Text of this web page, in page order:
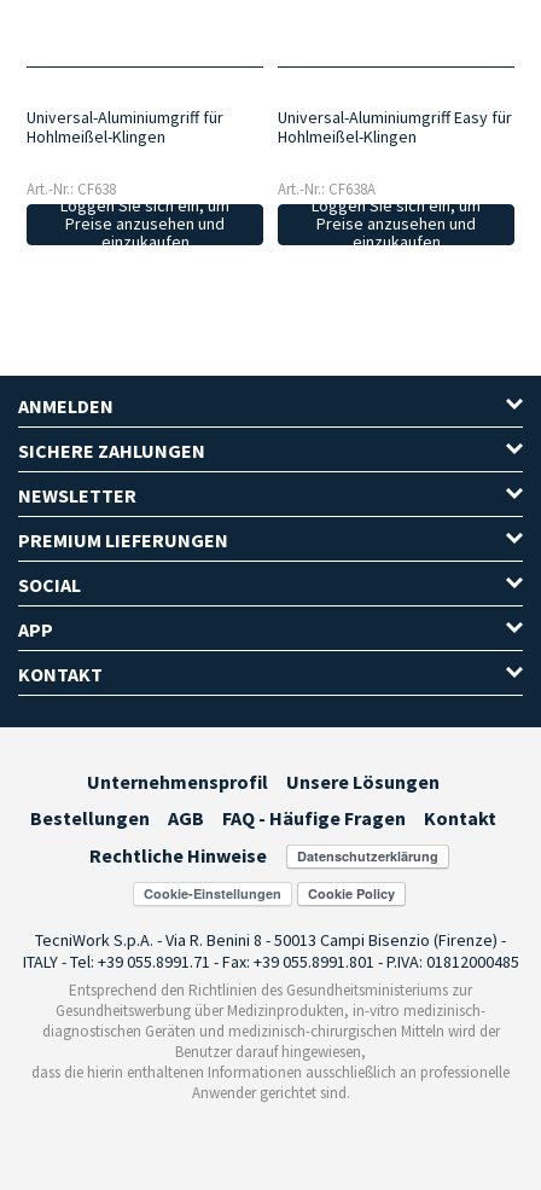
Universal-Aluminiumgriff für
Hohlmeißel-Klingen
Art.-Nr.: CF638
Loggen Sie sich ein, um
Preise anzusehen und
einzukaufen
Universal-Aluminiumgriff Easy für
Hohlmeißel-Klingen
Art.-Nr.: CF638A
Loggen Sie sich ein, um
Preise anzusehen und
einzukaufen
ANMELDEN
SICHERE ZAHLUNGEN
NEWSLETTER
PREMIUM LIEFERUNGEN
SOCIAL
APP
KONTAKT
Unternehmensprofil
Unsere Lösungen
Bestellungen
AGB FAQ - Häufige Fragen
Kontakt
Rechtliche Hinweise
Cookie-Einstellungen
TecniWork S.p.A. - Via R. Benini 8 - 50013 Campi Bisenzio (Firenze) -
ITALY - Tel: +39 055.8991.71 - Fax: +39 055.8991.801 - P.IVA: 01812000485
Entsprechend den Richtlinien des Gesundheitsministeriums zur
Gesundheitswerbung über Medizinprodukten, in-vitro medizinisch-
diagnostischen Geräten und medizinisch-chirurgischen Mitteln wird der
Benutzer darauf hingewiesen,
dass die hierin enthaltenen Informationen ausschließlich an professionelle
Anwender gerichtet sind.